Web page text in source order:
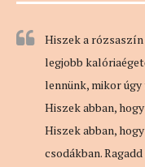
Hiszek a rózsaszín
legjobb
lennünk, mikor
Hiszek abban,
Hiszek abban,
csodákban.